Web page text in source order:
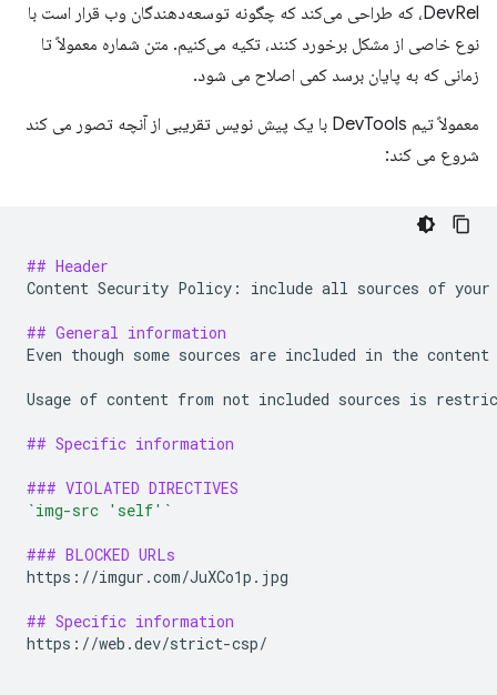
DevRel، که طراحی می‌کند که چگونه توسعه‌دهندگان وب قرار است با
نوع خاصی از مشکل برخورد کنند، تکیه می‌کنیم. متن شماره معمولاً تا
زمانی که به پایان برسد کمی اصلاح می شود.
معمولاً تیم DevTools با یک پیش نویس تقریبی از آنچه تصور می کند
شروع می کند:
## Header
Content Security Policy: include all sources of
## General information
Even though some sources are included in the
Usage of content from not included sources is
## Specific information
### VIOLATED DIRECTIVES
`img-src 'self'`
### BLOCKED URLs
https://imgur.com/JuXCo1p.jpg
## Specific information
https://web.dev/strict-csp/